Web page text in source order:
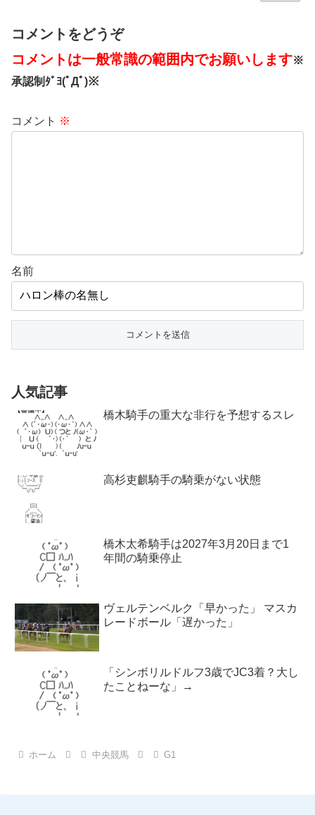
コメントをどうぞ
コメントは一般常識の範囲内でお願いします※
承認制ﾀﾞﾖ(ﾟДﾟ)※
コメント ※
名前
人気記事
橋木騎手の重大な非行を予想するスレ
高杉吏麒騎手の騎乗がない状態
橋木太希騎手は2027年3月20日まで1
年間の騎乗停止
ヴェルテンベルク「早かった」 マスカ
レードボール「遅かった」
「シンボリルドルフ3歳でJC3着？大し
たことねーな」→
ホーム 中央競馬 G1